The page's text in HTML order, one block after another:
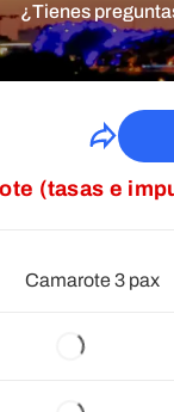
¿Tienes
(tasas e
Camarote 3 pax